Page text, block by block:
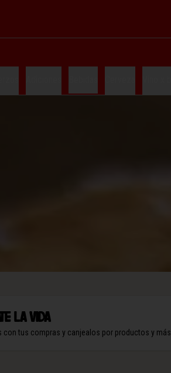
la vida
con tus compras y canjealos por productos y más